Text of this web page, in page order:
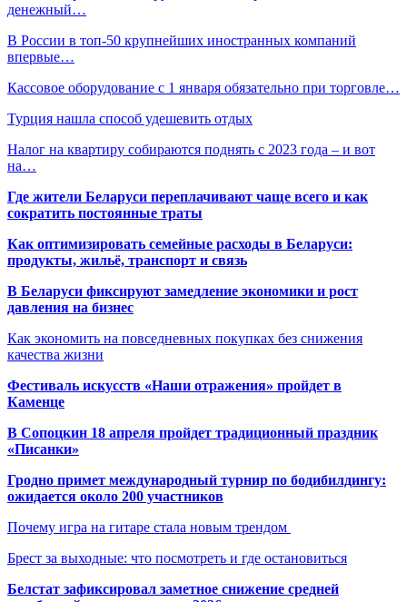
денежный…
В России в топ-50 крупнейших иностранных компаний
впервые…
Кассовое оборудование с 1 января обязательно при торговле…
Турция нашла способ удешевить отдых
Налог на квартиру собираются поднять с 2023 года – и вот
на…
Где жители Беларуси переплачивают чаще всего и как
сократить постоянные траты
Как оптимизировать семейные расходы в Беларуси:
продукты, жильё, транспорт и связь
В Беларуси фиксируют замедление экономики и рост
давления на бизнес
Как экономить на повседневных покупках без снижения
качества жизни
Фестиваль искусств «Наши отражения» пройдет в
Каменце
В Сопоцкин 18 апреля пройдет традиционный праздник
«Писанки»
Гродно примет международный турнир по бодибилдингу:
ожидается около 200 участников
Почему игра на гитаре стала новым трендом
Брест за выходные: что посмотреть и где остановиться
Белстат зафиксировал заметное снижение средней